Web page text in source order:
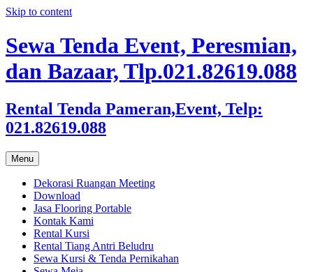
Skip to content
Sewa Tenda Event, Peresmian,
dan Bazaar, Tlp.021.82619.088
Rental Tenda Pameran,Event, Telp:
021.82619.088
Menu
Dekorasi Ruangan Meeting
Download
Jasa Flooring Portable
Kontak Kami
Rental Kursi
Rental Tiang Antri Beludru
Sewa Kursi & Tenda Pernikahan